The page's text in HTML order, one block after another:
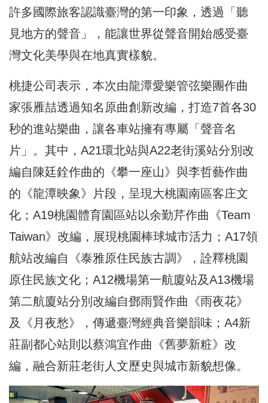
許多國際旅客認識臺灣的第一印象，透過「聽
見地方的聲音」，能讓世界從聲音開始感受臺
灣文化美學與在地真實樣貌。
桃捷公司表示，本次由龍潭愛樂管弦樂團作曲
家張雁喆透過知名原曲創新改編，打造7首各30
秒的進站樂曲，讓各車站擁有專屬「聲音名
片」。其中，A21環北站與A22老街溪站分別改
編自陳廷銓作曲的《攀一座山》與李哲藝作曲
的《龍潭映象》片段，呈現大桃園南區客庄文
化；A19桃園體育園區站以余勤芹作曲《Team
Taiwan》改編，展現桃園棒球城市活力；A17領
航站改編自《泰雅原住民族古調》，詮釋桃園
原住民族文化；A12機場第一航廈站及A13機場
第二航廈站分別改編自鄧雨賢作曲《雨夜花》
及《月夜愁》，傳遞臺灣經典音樂韻味；A4新
莊副都心站則以蔡鴻宜作曲《舊夢新粧》改
編，融合新莊老街人文歷史與城市新貌想像。